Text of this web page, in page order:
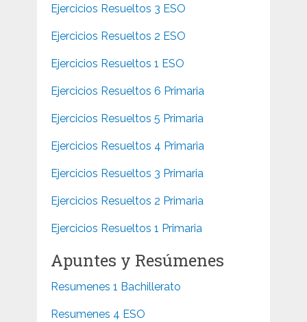
Ejercicios Resueltos 3 ESO
Ejercicios Resueltos 2 ESO
Ejercicios Resueltos 1 ESO
Ejercicios Resueltos 6 Primaria
Ejercicios Resueltos 5 Primaria
Ejercicios Resueltos 4 Primaria
Ejercicios Resueltos 3 Primaria
Ejercicios Resueltos 2 Primaria
Ejercicios Resueltos 1 Primaria
Apuntes y Resúmenes
Resumenes 1 Bachillerato
Resumenes 4 ESO